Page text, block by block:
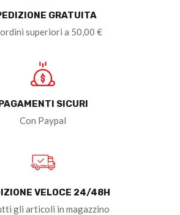
GRATUITA
superiori a 50,00 €
SICURI
Con Paypal
VELOCE 24/48H
gli articoli in magazzino